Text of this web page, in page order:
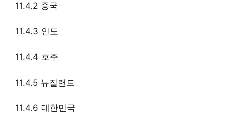
11.4.2 중국
11.4.3 인도
11.4.4 호주
11.4.5 뉴질랜드
11.4.6 대한민국